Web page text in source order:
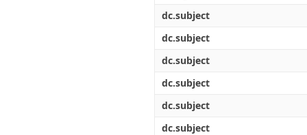
dc.subject
dc.subject
dc.subject
dc.subject
dc.subject
dc.subject